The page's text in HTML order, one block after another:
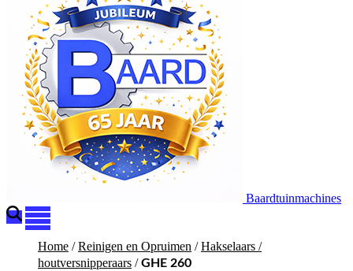
Baardtuinmachines
Home /Reinigen en Opruimen /Hakselaars /
houtversnipperaars /GHE 260